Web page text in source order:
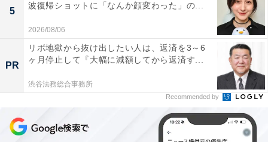
5
波復帰ショットに「なんか顔変わった」の...
2026/08/06
PR
リボ地獄から抜け出したい人は、返済を3～6
ヶ月停止して『大幅に減額してから返済す...
渋谷法務総合事務所
Recommended by